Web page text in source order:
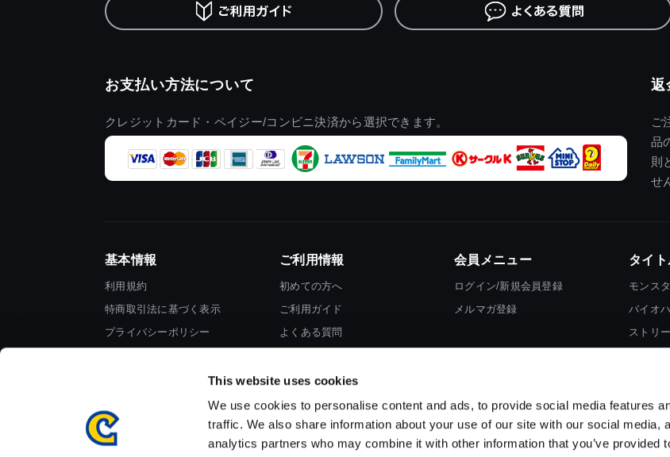
This website uses cookies
We use cookies to personalise content and ads, to provide social media features
traffic. We also share information about your use of our site with our social media,
analytics partners who may combine it with other information that you’ve provided
お支払い方法について
クレジットカード・ペイジー/コンビニ決済から選択できます。
返
ご
品
則
せ
基本情報
利用規約
特商取引法に基づく表示
プライバシーポリシー
ご利用情報
初めての方へ
ご利用ガイド
よくある質問
会員メニュー
ログイン/新規会員登録
メルマガ登録
タイ
モンス
バイオ
ストリ